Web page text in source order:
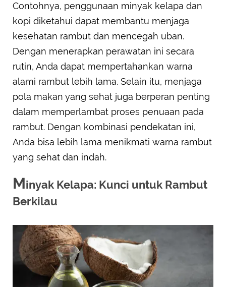
Contohnya, penggunaan minyak kelapa dan
kopi diketahui dapat membantu menjaga
kesehatan rambut dan mencegah uban.
Dengan menerapkan perawatan ini secara
rutin, Anda dapat mempertahankan warna
alami rambut lebih lama. Selain itu, menjaga
pola makan yang sehat juga berperan penting
dalam memperlambat proses penuaan pada
rambut. Dengan kombinasi pendekatan ini,
Anda bisa lebih lama menikmati warna rambut
yang sehat dan indah.
Minyak Kelapa: Kunci untuk Rambut
Berkilau